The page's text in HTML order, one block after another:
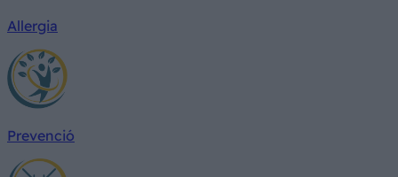
Allergia
Prevenció